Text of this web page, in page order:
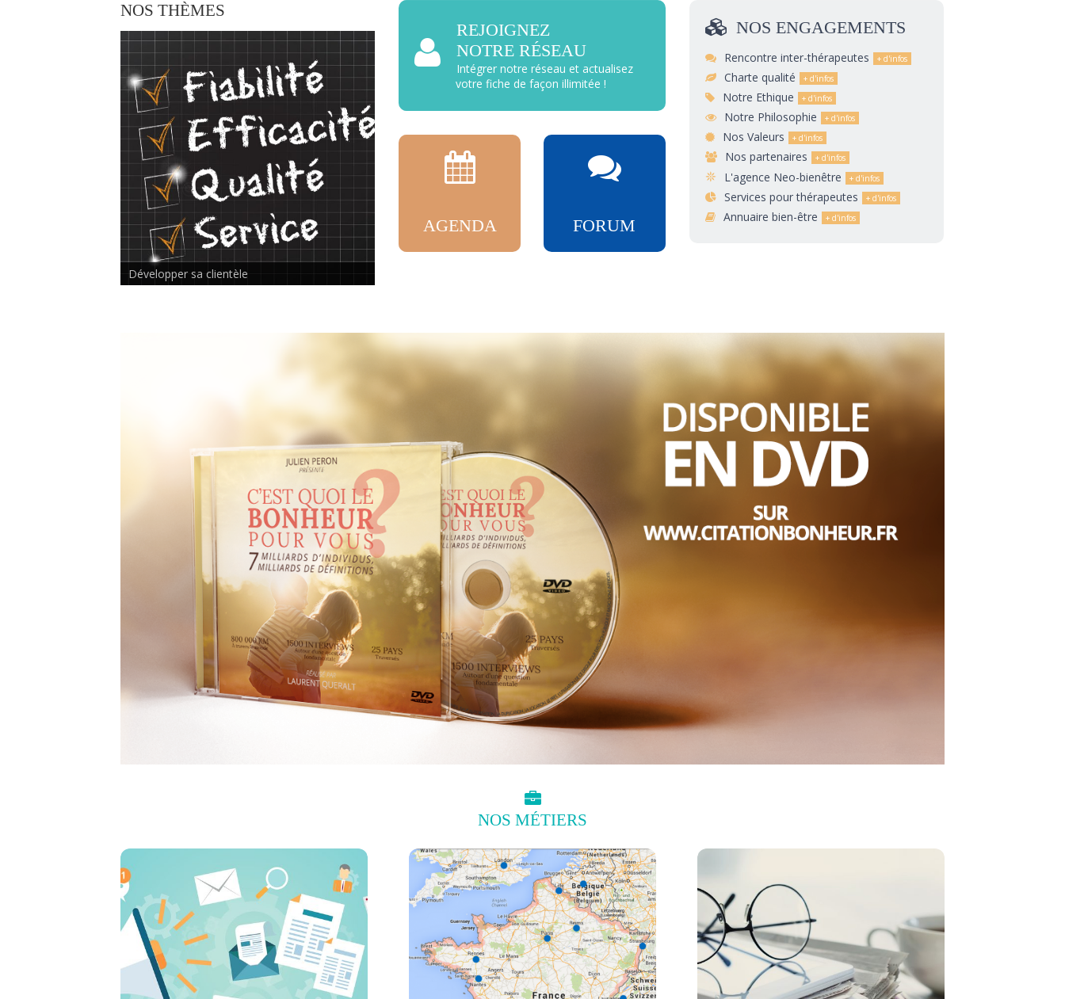
NOS THÈMES
Rencontre inter-thérapeutes
REJOIGNEZ
NOTRE RÉSEAU
Intégrer notre réseau et actualisez
votre fiche de façon illimitée !
AGENDA FORUM
NOS ENGAGEMENTS
Rencontre inter-thérapeutes
Charte qualité
Notre Ethique
Notre Philosophie
Nos Valeurs
Nos partenaires
L'agence Neo-bienêtre
Services pour thérapeutes
Annuaire bien-être
NOS MÉTIERS